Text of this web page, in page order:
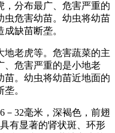
，分布最广、危害严重的
虫危害幼苗。幼虫将幼苗
缺苗断垄。
老虎等。危害蔬菜的主
、危害严重的是小地老
苗。幼虫将幼苗近地面的
。
32毫米，深褐色，前翅
有显著的肾状斑、环形